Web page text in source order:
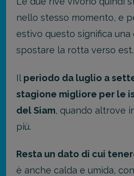
nello stesso momento, e
estivo questo significa una
spostare la rotta verso est.
Il periodo da luglio a
stagione migliore per le
del Siam, quando altrove
più.
Resta un dato di cui
è anche calda e umida,